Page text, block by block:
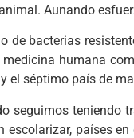
Aunando
de bacterias
humana
el séptimo país de
seguimos teniendo
escolarizar, países